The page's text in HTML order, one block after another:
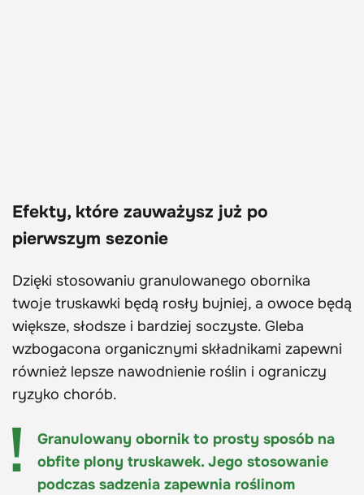
Efekty, które zauważysz już po
pierwszym sezonie
Dzięki stosowaniu granulowanego obornika
twoje truskawki będą rosły bujniej, a owoce będą
większe, słodsze i bardziej soczyste. Gleba
wzbogacona organicznymi składnikami zapewni
również lepsze nawodnienie roślin i ograniczy
ryzyko chorób.
Granulowany obornik to prosty sposób na
obfite plony truskawek. Jego stosowanie
podczas sadzenia zapewnia roślinom